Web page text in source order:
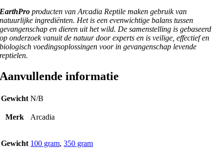
EarthPro producten van Arcadia Reptile maken gebruik van
natuurlijke ingrediënten. Het is een evenwichtige balans tussen
gevangenschap en dieren uit het wild. De samenstelling is gebaseerd
op onderzoek vanuit de natuur door experts en is veilige, effectief en
biologisch voedingsoplossingen voor in gevangenschap levende
reptielen.
Aanvullende informatie
Gewicht N/B
Merk Arcadia
Gewicht 100 gram,350 gram